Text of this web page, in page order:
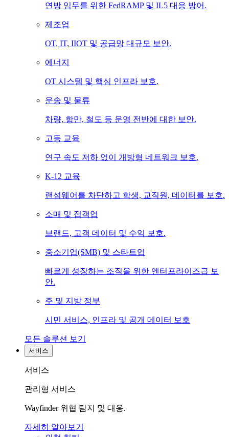
연방 임무를 위한 FedRAMP 및 IL5 대응 방어.
제조업
OT, IT, IIOT 및 공급망 대규모 보안.
에너지
OT 시스템 및 핵심 인프라 보호.
운송 및 물류
차량, 항만, 철도 등 운영 전반에 대한 보안.
고등 교육
연구 속도 저하 없이 개방형 네트워크 보호.
K-12 교육
랜섬웨어를 차단하고 학생, 교직원, 데이터를 보호.
소매 및 접객업
브랜드, 고객 데이터 및 수익 보호.
중소기업(SMB) 및 스타트업
빠르게 성장하는 조직을 위한 엔터프라이즈급 보
안.
주 및 지방 정부
시민 서비스, 인프라 및 공개 데이터 보호
모든 솔루션 보기
서비스
서비스
관리형 서비스
Wayfinder 위협 탐지 및 대응.
자세히 알아보기